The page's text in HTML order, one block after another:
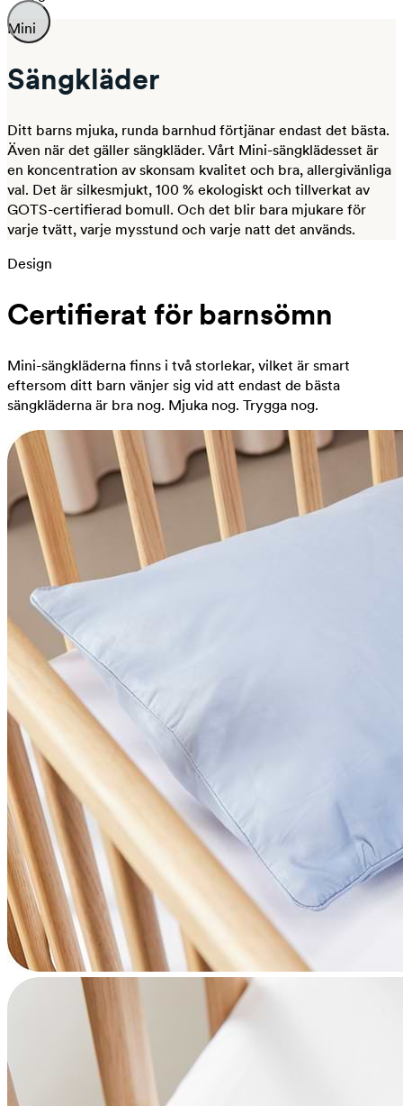
Mini
Sängkläder
Ditt barns mjuka, runda barnhud förtjänar endast det bästa.
Även när det gäller sängkläder. Vårt Mini-sängklädesset är
en koncentration av skonsam kvalitet och bra, allergivänliga
val. Det är silkesmjukt, 100 % ekologiskt och tillverkat av
GOTS-certifierad bomull. Och det blir bara mjukare för
varje tvätt, varje mysstund och varje natt det används.
Design
Certifierat för barnsömn
Mini-sängkläderna finns i två storlekar, vilket är smart
eftersom ditt barn vänjer sig vid att endast de bästa
sängkläderna är bra nog. Mjuka nog. Trygga nog.